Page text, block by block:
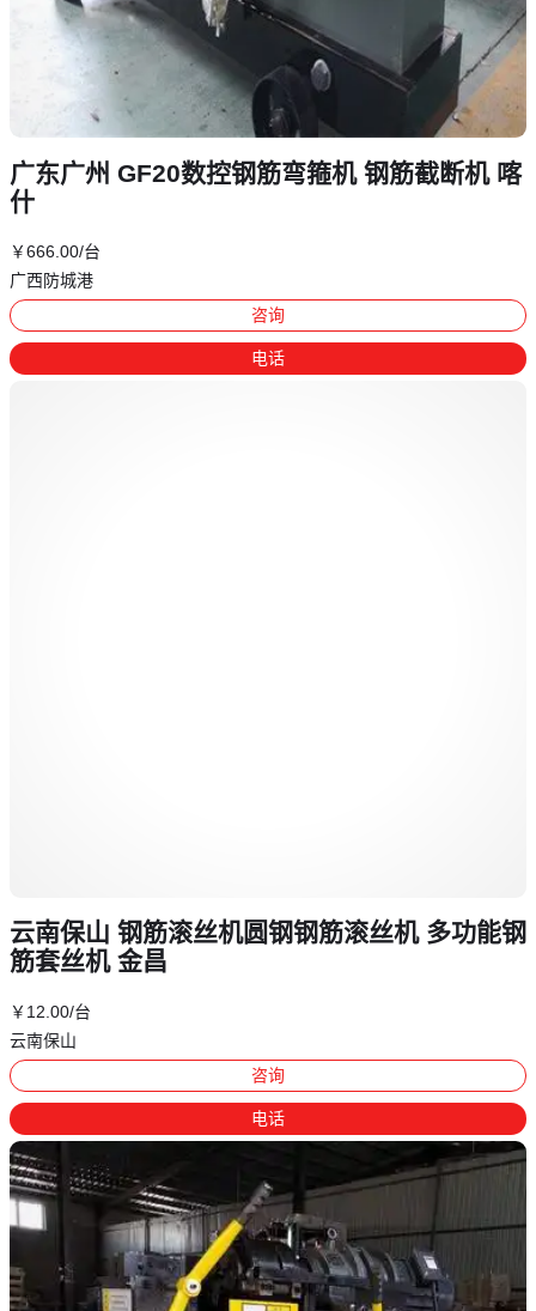
广东广州 GF20数控钢筋弯箍机 钢筋截断机 喀
什
￥666 .00/台
广西防城港
咨询
电话
云南保山 钢筋滚丝机圆钢钢筋滚丝机 多功能钢
筋套丝机 金昌
￥ 12 .00/台
云南保山
咨询
电话